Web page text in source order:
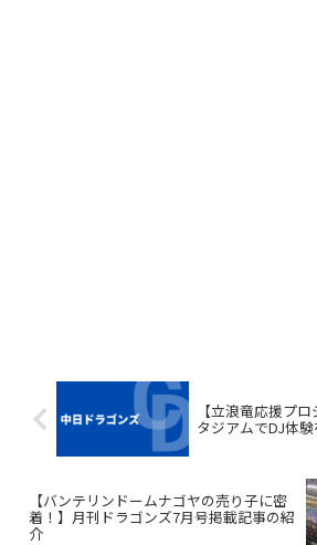
【立浪竜応援プ
タジアムでDJ体験
【バンテリンドームナゴヤの売り子に密
着！】月刊ドラゴンズ7月号掲載記事の紹
介